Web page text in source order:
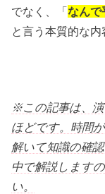
でなく、「なんで
と言う本質的な内
※この記事は、
ほどです。時間
解いて知識の確
中で解説します
い。